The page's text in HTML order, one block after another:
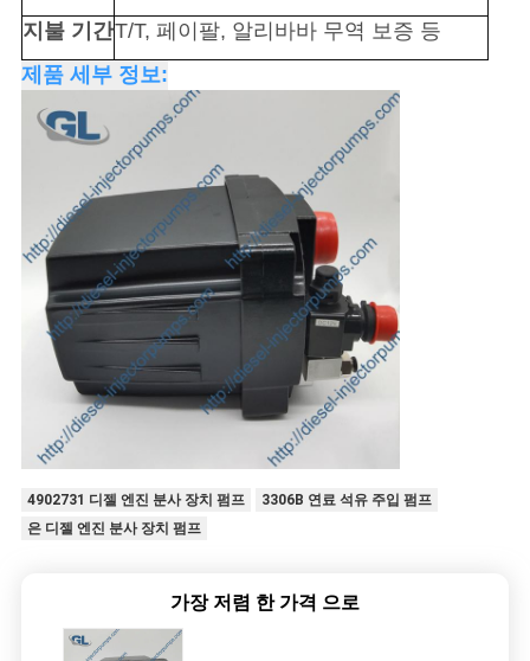
사
이
개
보
호
지불 기간T/T, 페이팔, 알리바바 무역 보증 등
제품 세부 정보:
4902731 디젤 엔진 분사 장치 펌프
3306B 연료 석유 주입 펌프
은 디젤 엔진 분사 장치 펌프
가장 저렴 한 가격 으로